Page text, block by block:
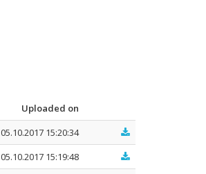
Uploaded on
05.10.2017 15:20:34
05.10.2017 15:19:48